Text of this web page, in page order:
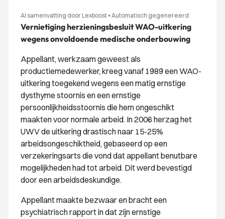
AI samenvatting door Lexboost • Automatisch gegenereerd
Vernietiging herzieningsbesluit WAO-uitkering
wegens onvoldoende medische onderbouwing
Appellant, werkzaam geweest als
productiemedewerker, kreeg vanaf 1989 een WAO-
uitkering toegekend wegens een matig ernstige
dysthyme stoornis en een ernstige
persoonlijkheidsstoornis die hem ongeschikt
maakten voor normale arbeid. In 2006 herzag het
UWV de uitkering drastisch naar 15-25%
arbeidsongeschiktheid, gebaseerd op een
verzekeringsarts die vond dat appellant benutbare
mogelijkheden had tot arbeid. Dit werd bevestigd
door een arbeidsdeskundige.
Appellant maakte bezwaar en bracht een
psychiatrisch rapport in dat zijn ernstige